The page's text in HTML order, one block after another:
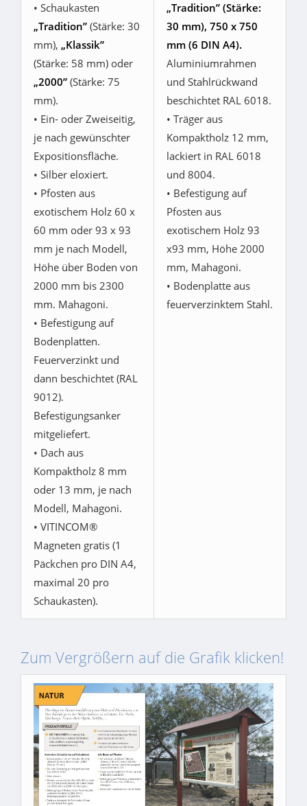
• Schaukasten
„Tradition” (Stärke: 30
mm), „Klassik”
(Stärke: 58 mm) oder
„2000” (Stärke: 75
mm).
• Ein- oder Zweiseitig,
je nach gewünschter
Expositionsfläche.
• Silber eloxiert.
• Pfosten aus
exotischem Holz 60 x
60 mm oder 93 x 93
mm je nach Modell,
Höhe über Boden von
2000 mm bis 2300
mm. Mahagoni.
• Befestigung auf
Bodenplatten.
Feuerverzinkt und
dann beschichtet (RAL
9012).
Befestigungsanker
mitgeliefert.
• Dach aus
Kompaktholz 8 mm
oder 13 mm, je nach
Modell, Mahagoni.
• VITINCOM®
Magneten gratis (1
Päckchen pro DIN A4,
maximal 20 pro
Schaukasten).
„Tradition” (Stärke:
30 mm), 750 x 750
mm (6 DIN A4).
Aluminiumrahmen
und Stahlrückwand
beschichtet RAL 6018.
• Träger aus
Kompaktholz 12 mm,
lackiert in RAL 6018
und 8004.
• Befestigung auf
Pfosten aus
exotischem Holz 93
x93 mm, Höhe 2000
mm, Mahagoni.
• Bodenplatte aus
feuerverzinktem Stahl.
Zum Vergrößern auf die Grafik klicken!